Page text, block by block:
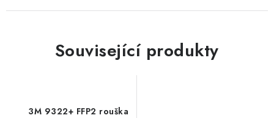
Související produkty
3M 9322+ FFP2 rouška